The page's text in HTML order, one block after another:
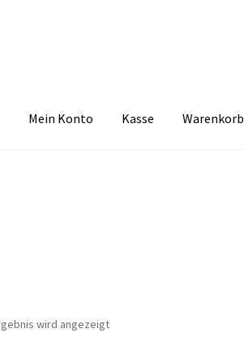
Mein Konto Kasse Warenkorb
wird angezeigt